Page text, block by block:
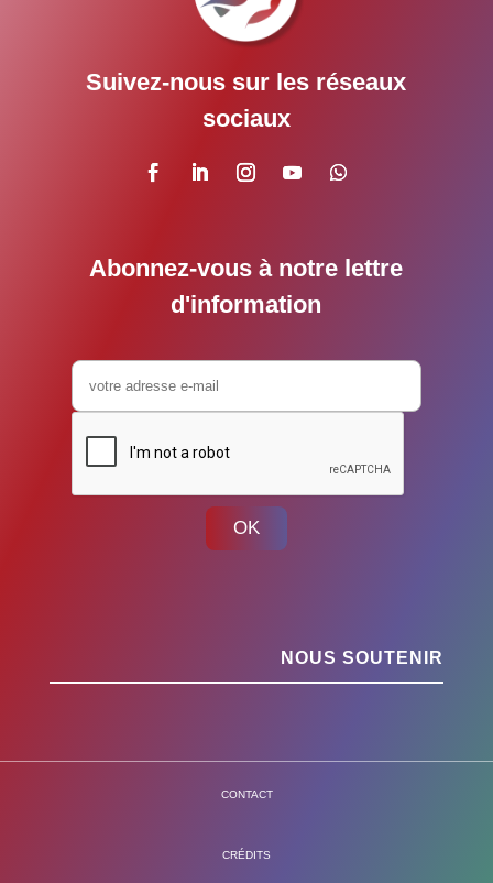
Suivez-nous sur les réseaux
sociaux
Abonnez-vous à notre lettre
d'information
OK
NOUS SOUTENIR
CONTACT
CRÉDITS